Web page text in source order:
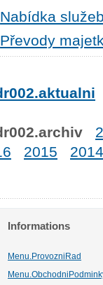
Nabídka
Převody
2015 2014
Informations
Menu.ProvozniRad